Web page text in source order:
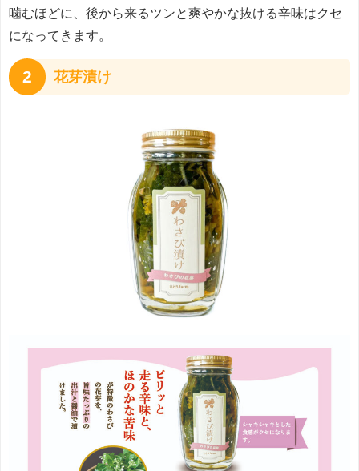
噛むほどに、後から来るツンと爽やかな抜ける辛味はクセ
になってきます。
2 花芽漬け